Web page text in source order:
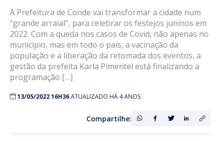
A Prefeitura de Conde vai transformar a cidade num
“grande arraial”, para celebrar os festejos juninos em
2022. Com a queda nos casos de Covid, não apenas no
município, mas em todo o país, a vacinação da
população e a liberação da retomada dos eventos, a
gestão da prefeita Karla Pimentel está finalizando a
programação […]
13/05/2022 16H36ATUALIZADO HÁ 4 ANOS
Compartilhe: